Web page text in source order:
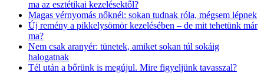
ma az esztétikai kezelésektől?
Magas vérnyomás nőknél: sokan tudnak róla, mégsem lépnek
Új remény a pikkelysömör kezelésében – de mit tehetünk már
ma?
Nem csak aranyér: tünetek, amiket sokan túl sokáig
halogatnak
Tél után a bőrünk is megújul. Mire figyeljünk tavasszal?